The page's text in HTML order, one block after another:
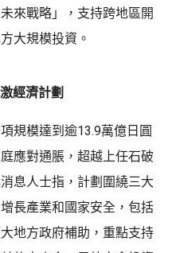
來戰略」，支持跨地區開
大規模投資。
經濟計劃
規模達到逾13.9萬億日圓
應對通脹，超越上任石破
息人士指，計劃圍繞三大
長產業和國家安全，包括
地方政府補助，重點支持